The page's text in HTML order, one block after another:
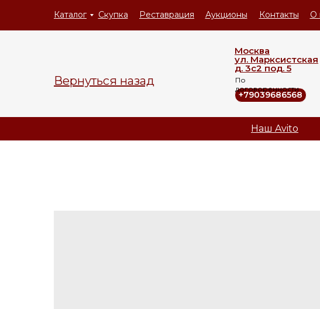
Аукционы
Реставрация
Скупка Контакты О
Каталог
Москва
ул. Марксистская
д. 3с2 под. 5
+79039686568
По
договоренности
Вернуться назад
Наш Avito